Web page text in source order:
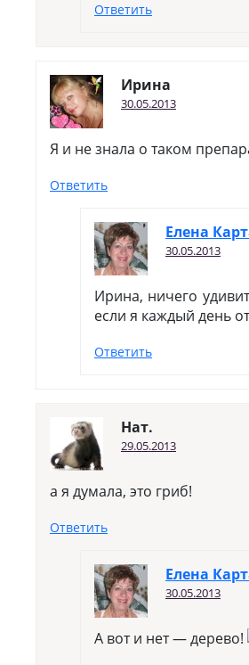
Ответить
Ирина
30.05.2013
Я и не знала о таком
Ответить
Елена
30.05.2013
Ирина, ничего
если я каждый день
Ответить
Нат.
29.05.2013
а я думала, это гриб!
Ответить
Елена
30.05.2013
А вот и нет — дерево!